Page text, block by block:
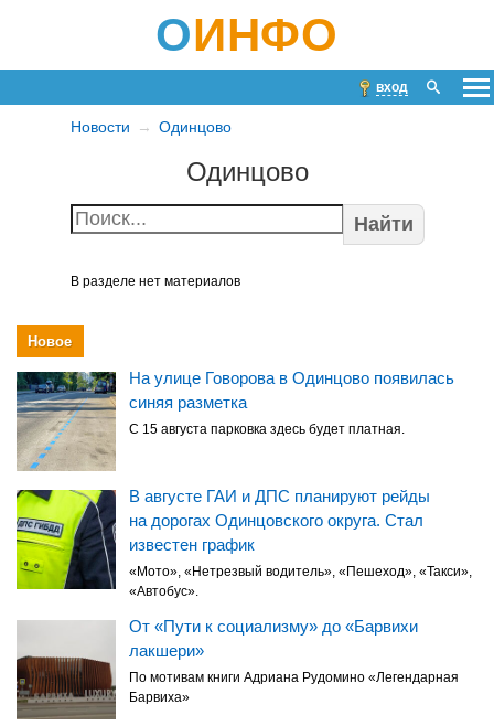
ОИНФО
вход
Новости Одинцово
Одинцово
Найти
В разделе нет материалов
Новое
На улице Говорова в Одинцово появилась
синяя разметка
С 15 августа парковка здесь будет платная.
В августе ГАИ и ДПС планируют рейды
на дорогах Одинцовского округа. Стал
известен график
«Мото», «Нетрезвый водитель», «Пешеход», «Такси»,
«Автобус».
От «Пути к социализму» до «Барвихи
лакшери»
По мотивам книги Адриана Рудомино «Легендарная
Барвиха»